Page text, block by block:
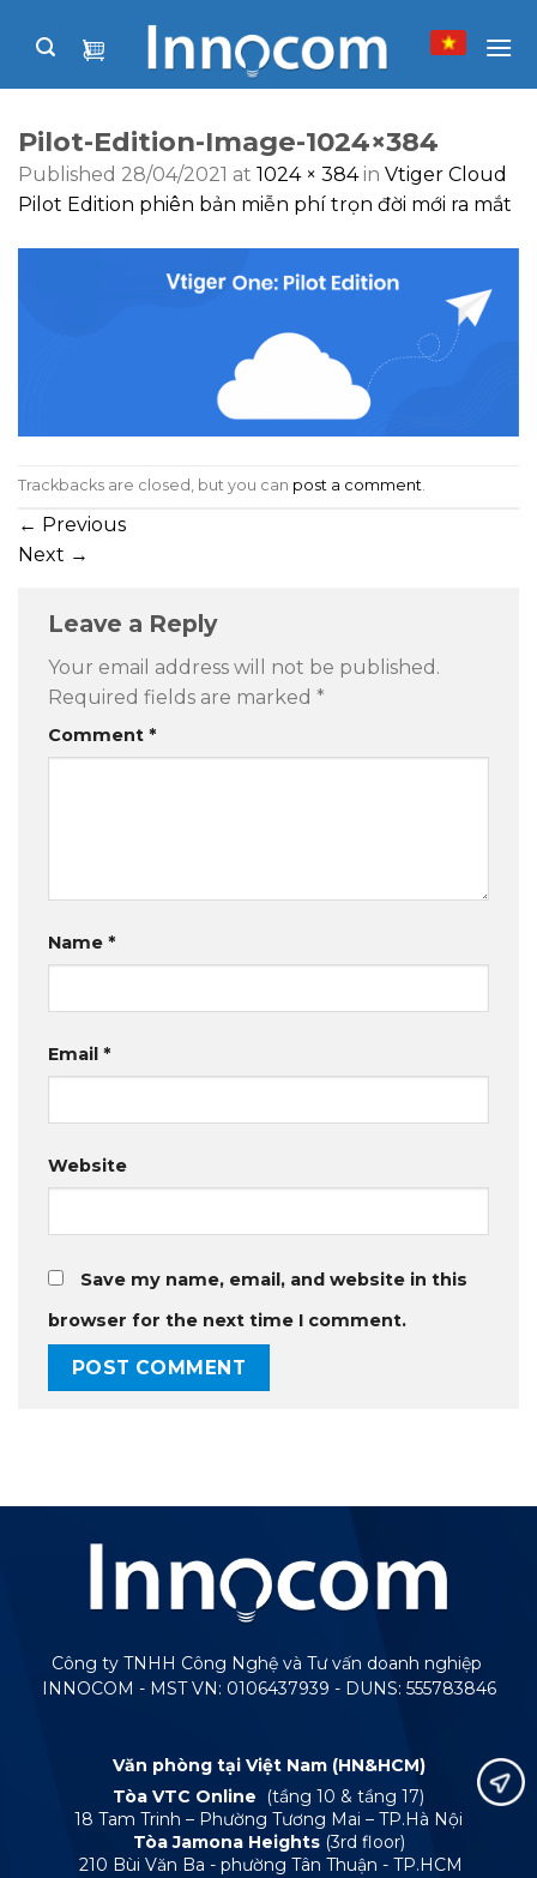
Pilot-Edition-Image-1024×384
Published 28/04/2021 at 1024 × 384in Vtiger Cloud
Pilot Edition phiên bản miễn phí trọn đời mới ra mắt
Trackbacks are closed, but you can post a comment.
← Previous
Next →
Leave a Reply
Your email address will not be published.
Required fields are marked *
Comment *
Name *
Email *
Website
Save my name, email, and website in this
browser for the next time I comment.
Công ty TNHH Công Nghệ và Tư vấn doanh nghiệp
INNOCOM - MST VN: 0106437939 - DUNS: 555783846
Văn phòng tại Việt Nam (HN&HCM)
Tòa VTC Online
(tầng 10 & tầng 17)
18 Tam Trinh – Phường Tương Mai – TP.Hà Nội
Tòa Jamona Heights (3rd floor)
210 Bùi Văn Ba - phường Tân Thuận - TP.HCM